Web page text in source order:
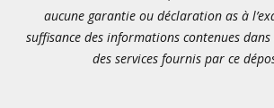
aucune garantie ou déclaration as à
suffisance des informations contenues
des services fournis par ce